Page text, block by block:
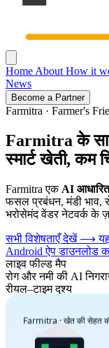
Home About How it
News
Become a Partner
Farmitra · Farmer's
Farmitra के
स्मार्ट खेती, कम
Farmitra एक AI
फसल प्रबंधन, मंडी भाव,
भरोसेमंद वेंडर नेटवर्क के
सभी विशेषताएँ देखें ⟶
Android ऐप डाउनलोड
लाइव फील्ड मैप
रोग और नमी की AI
रीयल–टाइम दृश्य
Farmitra · खेत की सेहत